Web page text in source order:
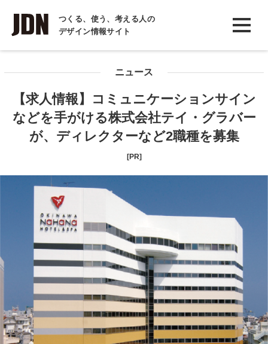
つくる、使う、考える人の
デザイン情報サイト
INTERVIEW
インタビュー
COLUMN
コラム
ニュース
【求人情報】コミュニケーションサイン
などを手がける株式会社テイ・グラバー
が、ディレクターなど2職種を募集
[PR]